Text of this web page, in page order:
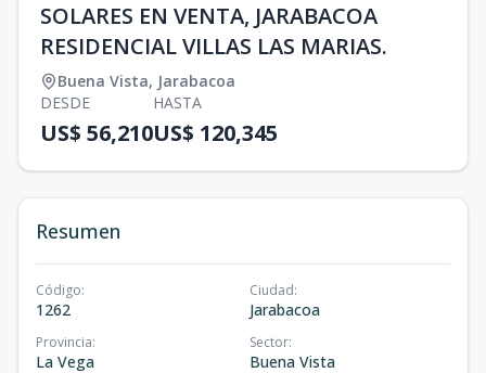
SOLARES EN VENTA, JARABACOA
RESIDENCIAL VILLAS LAS MARIAS.
Buena Vista, Jarabacoa
DESDE
US$ 56,210
HASTA
US$ 120,345
Resumen
Código:
1262
Ciudad:
Jarabacoa
Provincia:
La Vega
Sector:
Buena Vista